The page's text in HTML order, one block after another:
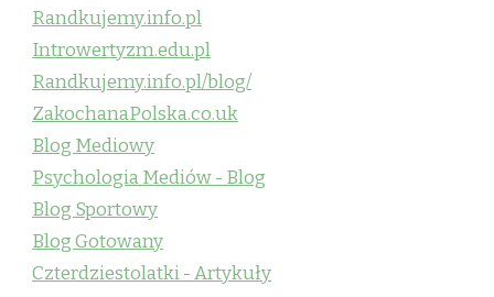
Randkujemy.info.pl
Introwertyzm.edu.pl
Randkujemy.info.pl/blog/
ZakochanaPolska.co.uk
Blog Mediowy
Psychologia Mediów - Blog
Blog Sportowy
Blog Gotowany
Czterdziestolatki - Artykuły